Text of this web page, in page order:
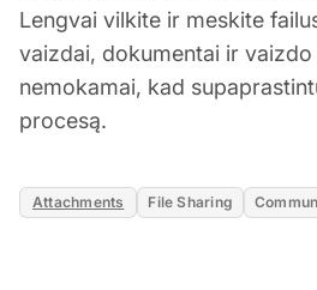
Lengvai vilkite ir meskite
vaizdai, dokumentai ir
nemokamai, kad
procesą.
Attachments File Sharing